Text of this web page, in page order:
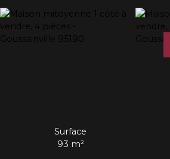
Surface
93 m²